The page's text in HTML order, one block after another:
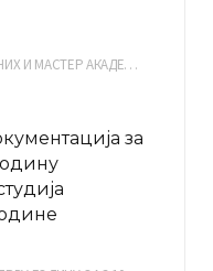
ОБАВЕШТЕЊЕ СТУДЕНТИМА ОСНОВНИХ И МАСТЕР АКАДЕМСКИХ СТУДИЈА ЕЛЕКТРОНСКА ПРИЈАВА ИСПИТА за септембарски испитни рок за…
за